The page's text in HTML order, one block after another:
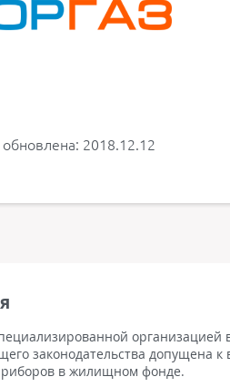
2018.12.12
организацией
законодательства допущена
в жилищном фонде.